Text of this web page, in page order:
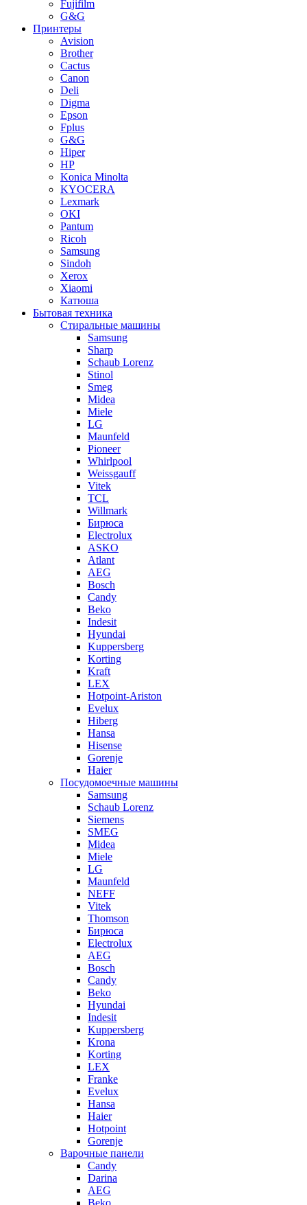
Fujifilm
G&G
Принтеры
Avision
Brother
Cactus
Canon
Deli
Digma
Epson
Fplus
G&G
Hiper
HP
Konica Minolta
KYOCERA
Lexmark
OKI
Pantum
Ricoh
Samsung
Sindoh
Xerox
Xiaomi
Катюша
Бытовая техника
Стиральные машины
Samsung
Sharp
Schaub Lorenz
Stinol
Smeg
Midea
Miele
LG
Maunfeld
Pioneer
Whirlpool
Weissgauff
Vitek
TCL
Willmark
Бирюса
Electrolux
ASKO
Atlant
AEG
Bosch
Candy
Beko
Indesit
Hyundai
Kuppersberg
Korting
Kraft
LEX
Hotpoint-Ariston
Evelux
Hiberg
Hansa
Hisense
Gorenje
Haier
Посудомоечные машины
Samsung
Schaub Lorenz
Siemens
SMEG
Midea
Miele
LG
Maunfeld
NEFF
Vitek
Thomson
Бирюса
Electrolux
AEG
Bosch
Candy
Beko
Hyundai
Indesit
Kuppersberg
Krona
Korting
LEX
Franke
Evelux
Hansa
Haier
Hotpoint
Gorenje
Варочные панели
Candy
Darina
AEG